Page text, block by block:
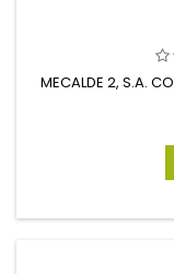
MECALDE 2, S.A.